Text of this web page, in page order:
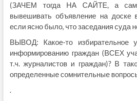
(ЗАЧЕМ тогда НА САЙТЕ, а
вывешивать объявление на доске
если ясно было, что заседания суда
ВЫВОД: Какое-то избирательное
информированию граждан (ВСЕХ
т.ч. журналистов и граждан)? В
определенные сомнительные
.